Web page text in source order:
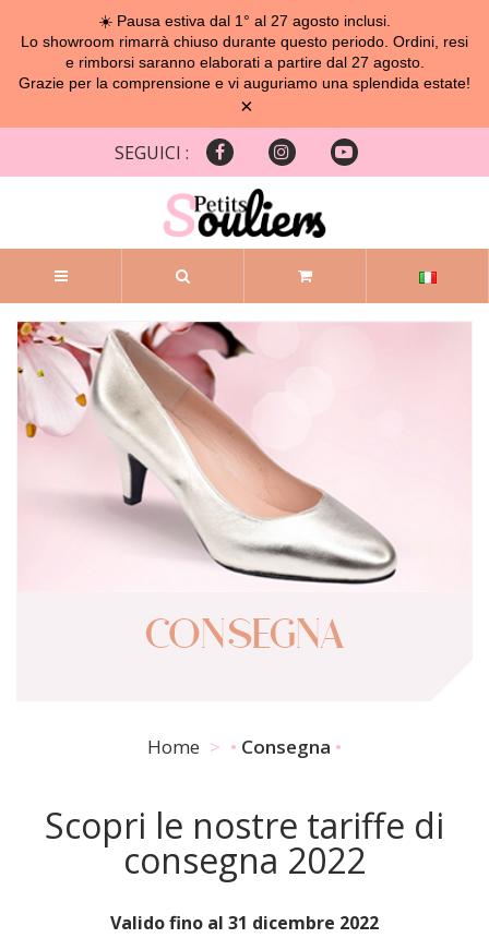
☀️ Pausa estiva dal 1° al 27 agosto inclusi.
Lo showroom rimarrà chiuso durante questo periodo. Ordini, resi
e rimborsi saranno elaborati a partire dal 27 agosto.
Grazie per la comprensione e vi auguriamo una splendida estate!
×
SEGUICI :
CONSEGNA
Home Consegna
Scopri le nostre tariffe di
consegna 2022
Valido fino al 31 dicembre 2022